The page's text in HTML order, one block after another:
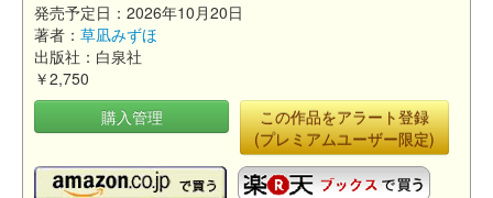
発売予定日：2026年10月20日
著者： 草凪みずほ
出版社：白泉社
￥2,750
購入管理
この作品をアラート登録
(プレミアムユーザー限定)